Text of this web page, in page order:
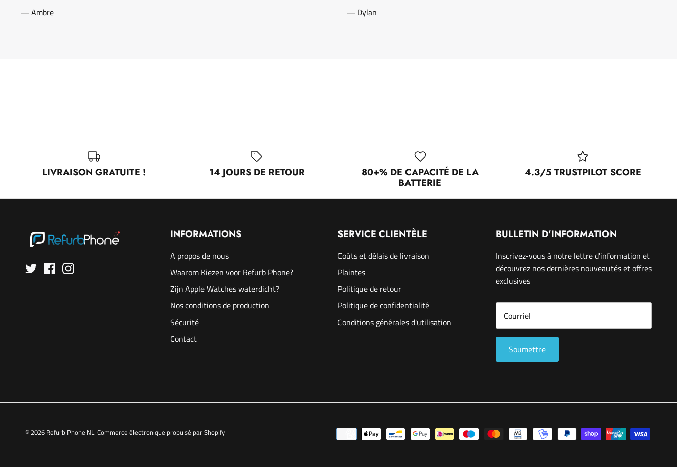
— Ambre — Dylan
LIVRAISON GRATUITE ! 14 JOURS DE RETOUR
80+% DE CAPACITÉ DE LA
BATTERIE
4.3/5 TRUSTPILOT SCORE
INFORMATIONS
A propos de nous
Waarom Kiezen voor Refurb Phone?
Zijn Apple Watches waterdicht?
Nos conditions de production
Sécurité
Contact
SERVICE CLIENTÈLE
Coûts et délais de livraison
Plaintes
Politique de retour
Politique de confidentialité
Conditions générales d'utilisation
BULLETIN D'INFORMATION
Inscrivez-vous à notre lettre d'information et
découvrez nos dernières nouveautés et offres
exclusives
Soumettre
© 2026 Refurb Phone NL. Commerce électronique propulsé par Shopify